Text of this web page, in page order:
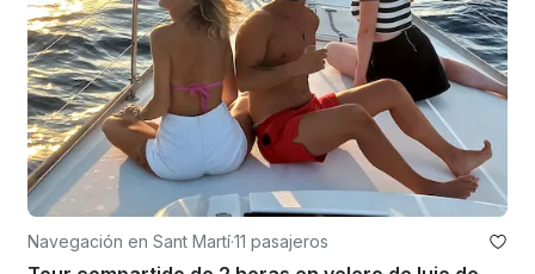
Navegación en Sant Martí·11 pasajeros